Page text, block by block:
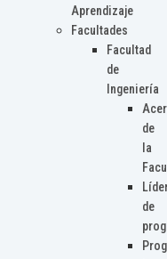
Aprendizaje
Facultades
Facultad
de
Ingeniería
de
la
de